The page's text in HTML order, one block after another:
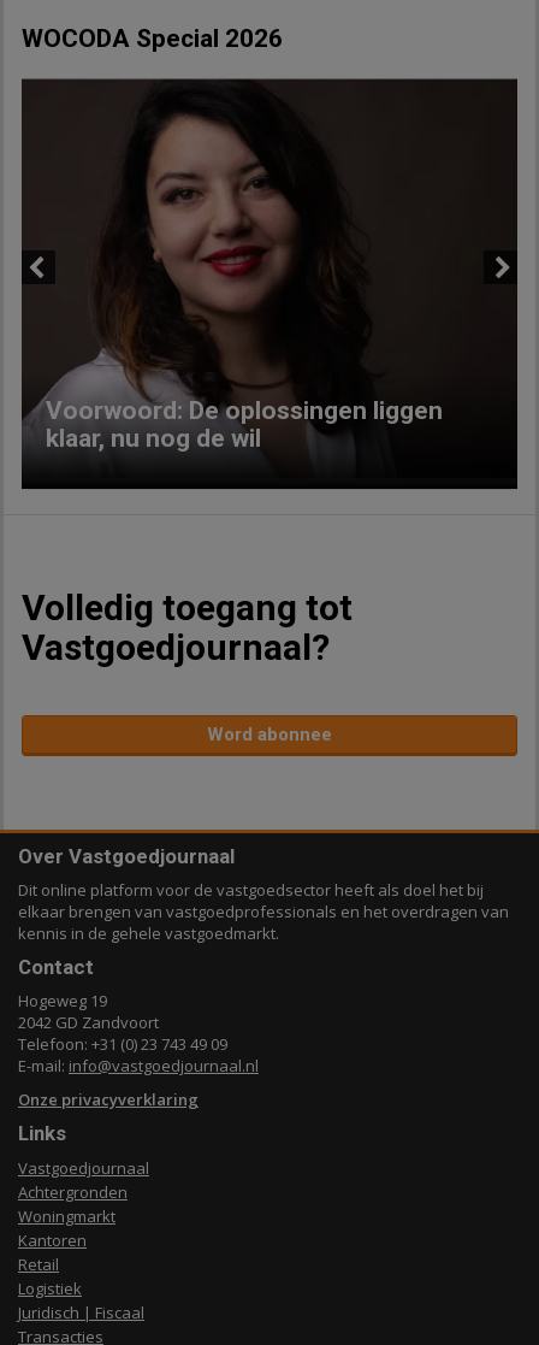
WOCODA Special 2026
Voorwoord: De oplossingen liggen
klaar, nu nog de wil
Volledig toegang tot
Vastgoedjournaal?
Word abonnee
Over Vastgoedjournaal
Dit online platform voor de vastgoedsector heeft als doel het bij
elkaar brengen van vastgoedprofessionals en het overdragen van
kennis in de gehele vastgoedmarkt.
Contact
Hogeweg 19
2042 GD Zandvoort
Telefoon: +31 (0) 23 743 49 09
E-mail: info@vastgoedjournaal.nl
Onze privacyverklaring
Links
Vastgoedjournaal
Achtergronden
Woningmarkt
Kantoren
Retail
Logistiek
Juridisch | Fiscaal
Transacties